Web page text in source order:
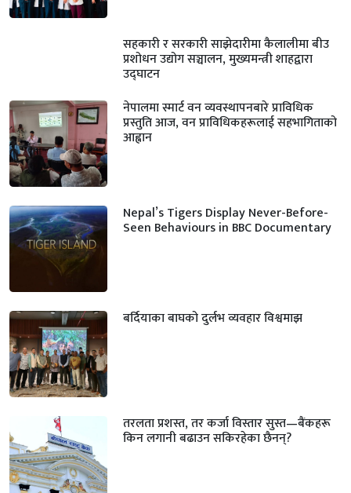
सहकारी र सरकारी साझेदारीमा कैलालीमा बीउ
प्रशोधन उद्योग सञ्चालन, मुख्यमन्त्री शाहद्वारा
उद्घाटन
नेपालमा स्मार्ट वन व्यवस्थापनबारे प्राविधिक
प्रस्तुति आज, वन प्राविधिकहरूलाई सहभागिताको
आह्वान
Nepal’s Tigers Display Never-Before-
Seen Behaviours in BBC Documentary
बर्दियाका बाघको दुर्लभ व्यवहार विश्वमाझ
तरलता प्रशस्त, तर कर्जा विस्तार सुस्त—बैंकहरू
किन लगानी बढाउन सकिरहेका छैनन्?